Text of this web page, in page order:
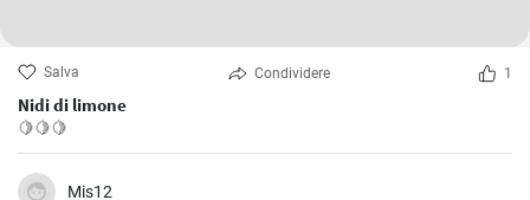
Salva Condividere 1
Nidi di limone
🍋🍋🍋
Mis12